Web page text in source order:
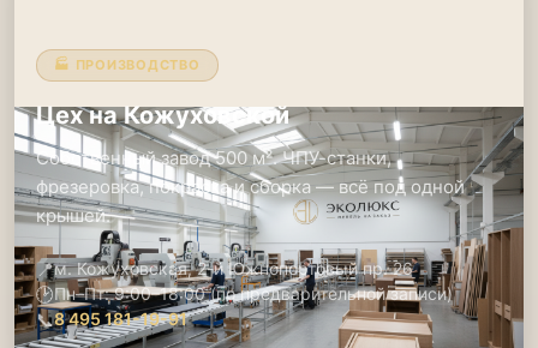
🏭 ПРОИЗВОДСТВО
Цех на Кожуховской
Собственный завод 500 м². ЧПУ-станки,
фрезеровка, покраска и сборка — всё под одной
крышей.
📍м. Кожуховская, 2-й Южнопортовый пр. 26
🕑Пн–Пт: 9:00–18:00 (по предварительной записи)
📞8 495 181-19-91